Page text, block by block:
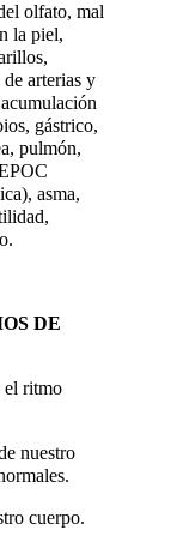
olfato, mal
la piel,
arterias y
gástrico,
pulmón,
asma,
DE
el ritmo
nuestro
cuerpo.